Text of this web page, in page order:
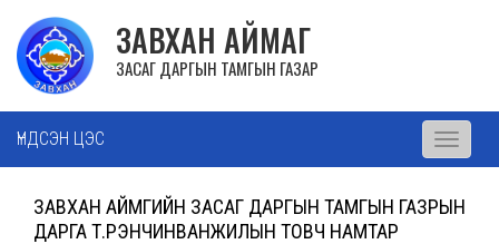
ЗАВХАН АЙМАГ
ЗАСАГ ДАРГЫН ТАМГЫН ГАЗАР
ҮНДСЭН ЦЭС
Toggle
ЗАВХАН АЙМГИЙН ЗАСАГ ДАРГЫН ТАМГЫН ГАЗРЫН
ДАРГА Т.РЭНЧИНВАНЖИЛЫН ТОВЧ НАМТАР